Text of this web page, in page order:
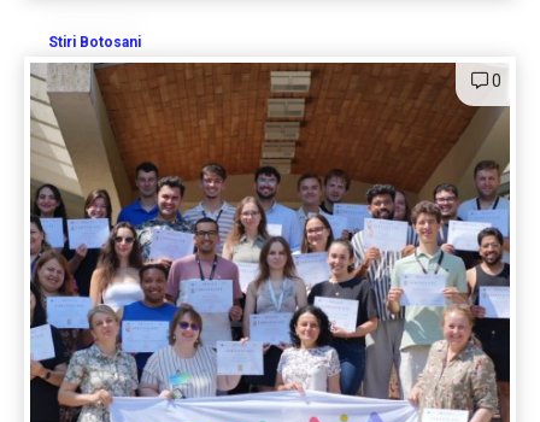
Stiri Botosani
0